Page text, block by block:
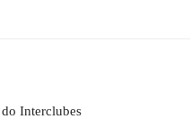
Interclubes